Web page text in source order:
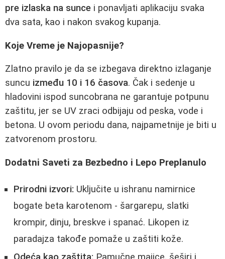
pre izlaska na sunce i ponavljati aplikaciju svaka
dva sata, kao i nakon svakog kupanja.
Koje Vreme je Najopasnije?
Zlatno pravilo je da se izbegava direktno izlaganje
suncu između 10 i 16 časova. Čak i sedenje u
hladovini ispod suncobrana ne garantuje potpunu
zaštitu, jer se UV zraci odbijaju od peska, vode i
betona. U ovom periodu dana, najpametnije je biti u
zatvorenom prostoru.
Dodatni Saveti za Bezbedno i Lepo Preplanulo
Prirodni izvori: Uključite u ishranu namirnice
bogate beta karotenom - šargarepu, slatki
krompir, dinju, breskve i spanać. Likopen iz
paradajza takođe pomaže u zaštiti kože.